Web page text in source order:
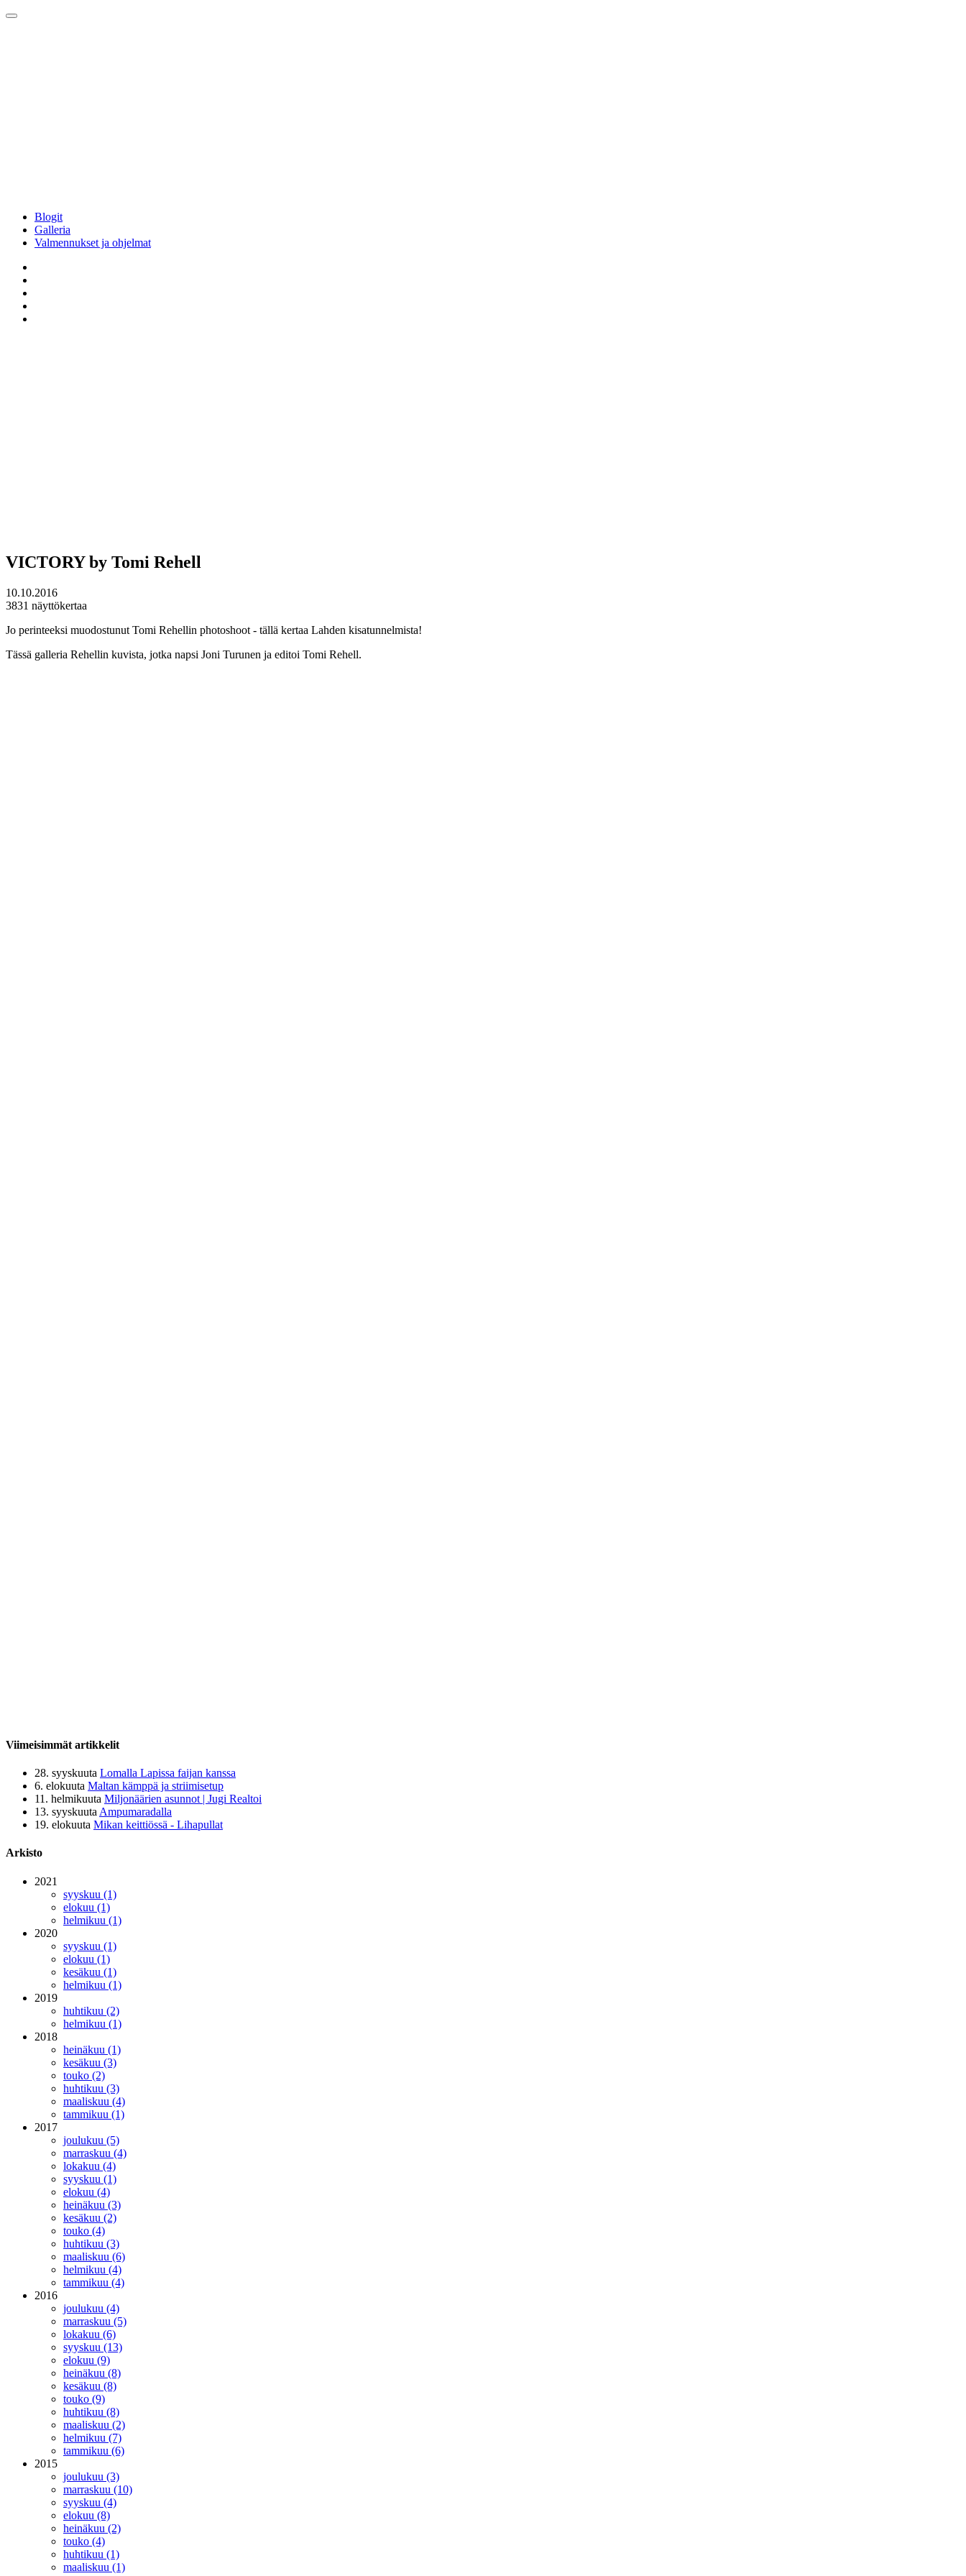
Blogit
Galleria
Valmennukset ja ohjelmat
VICTORY by Tomi Rehell
10.10.2016
3831 näyttökertaa
Jo perinteeksi muodostunut Tomi Rehellin photoshoot - tällä kertaa Lahden kisatunnelmista!
Tässä galleria Rehellin kuvista, jotka napsi Joni Turunen ja editoi Tomi Rehell.
Viimeisimmät artikkelit
28. syyskuuta Lomalla Lapissa faijan kanssa
6. elokuuta Maltan kämppä ja striimisetup
11. helmikuuta Miljonäärien asunnot | Jugi Realtoi
13. syyskuuta Ampumaradalla
19. elokuuta Mikan keittiössä - Lihapullat
Arkisto
2021
syyskuu (1)
elokuu (1)
helmikuu (1)
2020
syyskuu (1)
elokuu (1)
kesäkuu (1)
helmikuu (1)
2019
huhtikuu (2)
helmikuu (1)
2018
heinäkuu (1)
kesäkuu (3)
touko (2)
huhtikuu (3)
maaliskuu (4)
tammikuu (1)
2017
joulukuu (5)
marraskuu (4)
lokakuu (4)
syyskuu (1)
elokuu (4)
heinäkuu (3)
kesäkuu (2)
touko (4)
huhtikuu (3)
maaliskuu (6)
helmikuu (4)
tammikuu (4)
2016
joulukuu (4)
marraskuu (5)
lokakuu (6)
syyskuu (13)
elokuu (9)
heinäkuu (8)
kesäkuu (8)
touko (9)
huhtikuu (8)
maaliskuu (2)
helmikuu (7)
tammikuu (6)
2015
joulukuu (3)
marraskuu (10)
syyskuu (4)
elokuu (8)
heinäkuu (2)
touko (4)
huhtikuu (1)
maaliskuu (1)